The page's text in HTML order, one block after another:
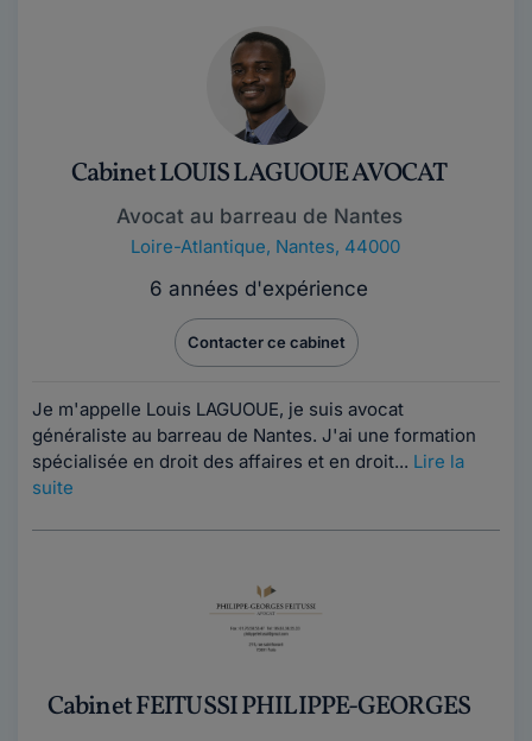
Cabinet LOUIS LAGUOUE AVOCAT
Avocat au barreau de Nantes
Loire-Atlantique, Nantes, 44000
6 années d'expérience
Contacter ce cabinet
Je m'appelle Louis LAGUOUE, je suis avocat
généraliste au barreau de Nantes. J'ai une formation
spécialisée en droit des affaires et en droit... Lire la
suite
Cabinet FEITUSSI PHILIPPE-GEORGES